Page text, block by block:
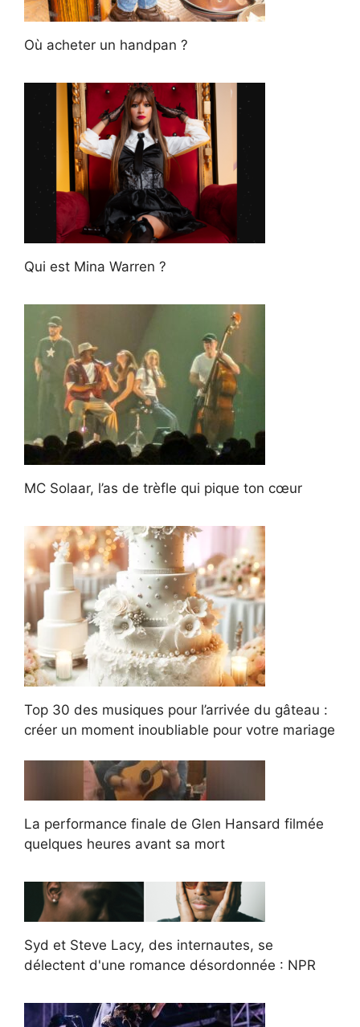
Où acheter un handpan ?
Qui est Mina Warren ?
MC Solaar, l’as de trèfle qui pique ton cœur
Top 30 des musiques pour l’arrivée du gâteau :
créer un moment inoubliable pour votre mariage
La performance finale de Glen Hansard filmée
quelques heures avant sa mort
Syd et Steve Lacy, des internautes, se
délectent d'une romance désordonnée : NPR